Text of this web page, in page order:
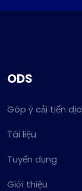
ODS
Góp ý cải tiến
Tài liệu
Tuyển dụng
Giới thiệu